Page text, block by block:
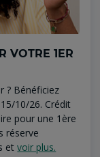
VOTRE 1ER
? Bénéficiez
10/26. Crédit
pour une 1ère
réserve
etvoir plus.